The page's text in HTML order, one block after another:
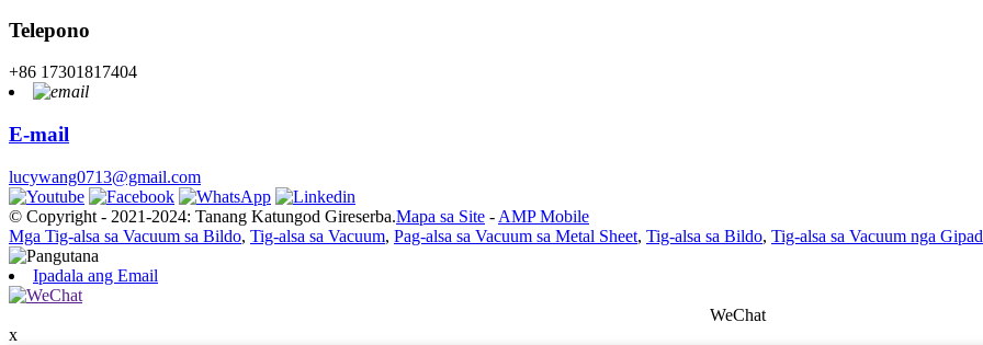
Telepono
+86 17301817404
E-mail
lucywang0713@gmail.com
© Copyright - 2021-2024: Tanang Katungod Gireserba.Mapa sa Site - AMP Mobile
Mga Tig-alsa sa Vacuum sa Bildo, Tig-alsa sa Vacuum, Pag-alsa sa Vacuum sa Metal Sheet, Tig-alsa sa Bildo, Tig-alsa sa Vacuum nga
Ipadala ang Email
WeChat
x